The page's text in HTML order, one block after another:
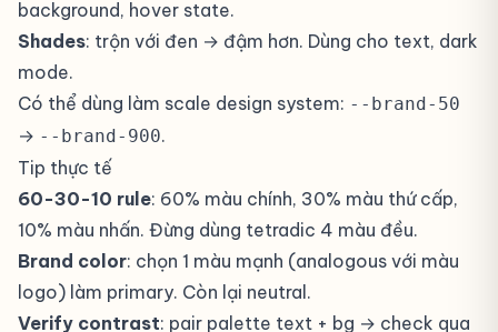
background, hover state.
Shades: trộn với đen → đậm hơn. Dùng cho text, dark
mode.
Có thể dùng làm scale design system: --brand-50
→ --brand-900.
Tip thực tế
60-30-10 rule: 60% màu chính, 30% màu thứ cấp,
10% màu nhấn. Đừng dùng tetradic 4 màu đều.
Brand color: chọn 1 màu mạnh (analogous với màu
logo) làm primary. Còn lại neutral.
Verify contrast: pair palette text + bg → check qua